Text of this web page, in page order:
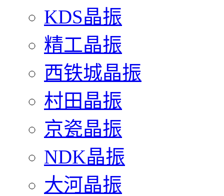
KDS晶振
精工晶振
西铁城晶振
村田晶振
京瓷晶振
NDK晶振
大河晶振